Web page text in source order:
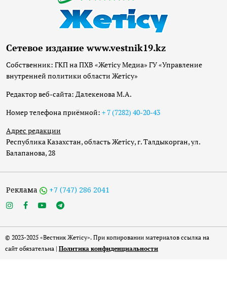
Сетевое издание www.vestnik19.kz
Собственник: ГКП на ПХВ «Жетісу Медиа» ГУ «Управление
внутренней политики области Жетісу»
Редактор веб-сайта: Далекенова М.А.
Номер телефона приёмной: + 7 (7282) 40-20-43
Адрес редакции
Республика Казахстан, область Жетісу, г. Талдыкорган, ул.
Балапанова, 28
Реклама +7 (747) 286 2041
© 2023-2025 «Вестник Жетісу». При копировании материалов ссылка на
сайт обязательна | Политика конфиденциальности